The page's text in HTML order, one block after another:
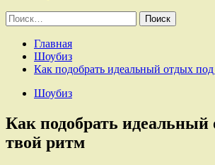
Найти:
Главная
Шоубиз
Как подобрать идеальный отдых
Шоубиз
Как подобрать идеальный
твой ритм